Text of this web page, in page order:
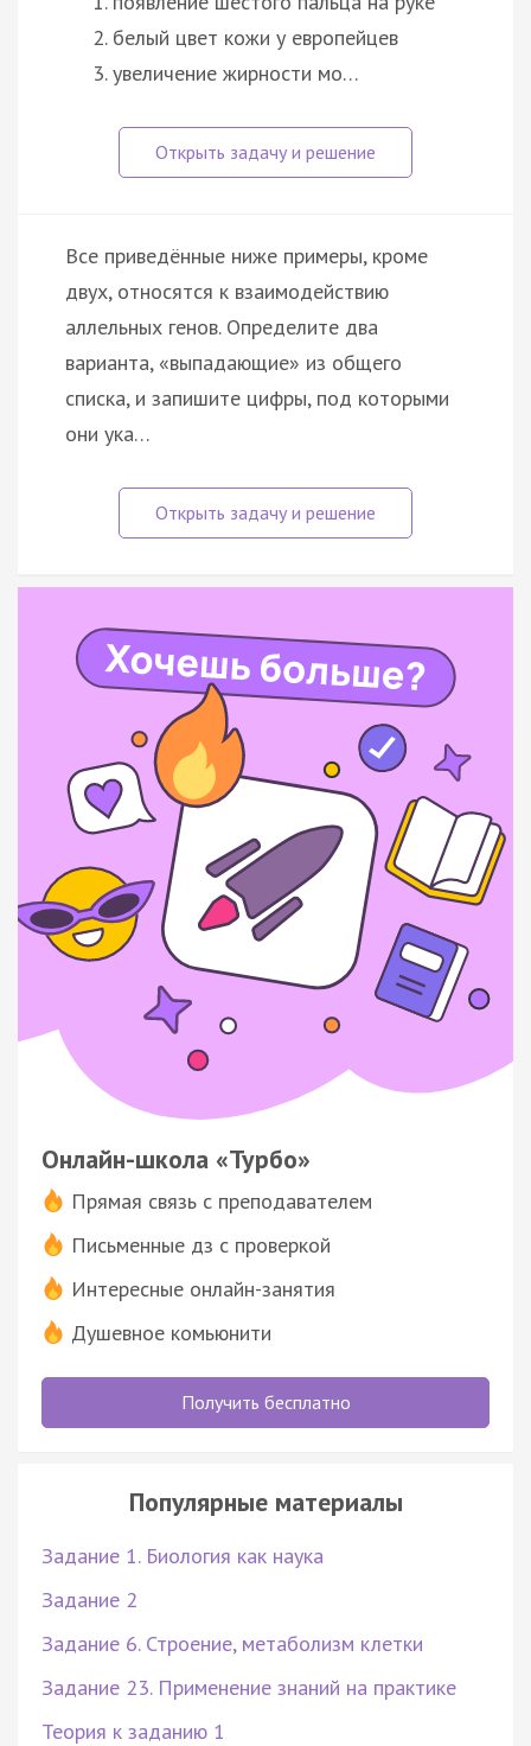
белый цвет кожи у европейцев
увеличение жирности мо…
Все приведённые ниже примеры, кроме
двух, относятся к взаимодействию
аллельных генов. Определите два
варианта, «выпадающие» из общего
списка, и запишите цифры, под которыми
они ука…
Онлайн-школа «Турбо»
Прямая связь с преподавателем
Письменные дз с проверкой
Интересные онлайн-занятия
Душевное комьюнити
Получить бесплатно
Популярные материалы
Задание 1. Биология как наука
Задание 2
Задание 6. Строение, метаболизм клетки
Задание 23. Применение знаний на практике
Теория к заданию 1